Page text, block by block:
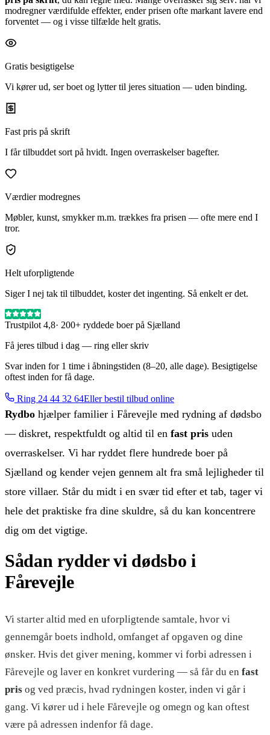
modregner værdifulde effekter, ender prisen ofte markant lavere end
forventet — og i visse tilfælde helt gratis.
Gratis besigtigelse
Vi kører ud, ser boet og lytter til jeres situation — uden binding.
Fast pris på skrift
I får tilbuddet sort på hvidt. Ingen overraskelser bagefter.
Værdier modregnes
Møbler, kunst, smykker m.m. trækkes fra prisen — ofte mere end I
tror.
Helt uforpligtende
Siger I nej tak til tilbuddet, koster det ingenting. Så enkelt er det.
Trustpilot 4,8· 200+ ryddede boer på Sjælland
Få jeres tilbud i dag — ring eller skriv
Svar inden for 1 time i åbningstiden (8–20, alle dage). Besigtigelse
oftest inden for få dage.
Ring 24 44 32 64Eller bestil tilbud online
Rydbo hjælper familier i Fårevejle med rydning af dødsbo
— diskret, respektfuldt og altid til en fast pris uden
overraskelser. Vi har ryddet flere hundrede boer på
Sjælland og kender vejen gennem alt fra små lejligheder til
store villaer. Står du midt i en svær tid efter et tab, tager vi
hele det praktiske fra dine skuldre, så du kan koncentrere
dig om det vigtige.
Sådan rydder vi dødsbo i
Fårevejle
Vi starter altid med en uforpligtende samtale, hvor vi
gennemgår boets indhold, omfanget af opgaven og dine
ønsker. Hvis det giver mening, kommer vi forbi adressen i
Fårevejle og laver en konkret vurdering — så får du en fast
pris og ved præcis, hvad rydningen koster, inden vi går i
gang. Vi kører ud i hele Fårevejle og omegn og kan oftest
være på adressen indenfor få dage.